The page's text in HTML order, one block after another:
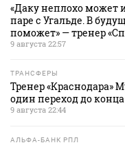
«Даку неплохо может
паре с Угальде. В
поможет» — тренер
9 августа 22:57
ТРАНСФЕРЫ
Тренер «Краснодара»
один переход до
9 августа 22:44
АЛЬФА-БАНК РПЛ